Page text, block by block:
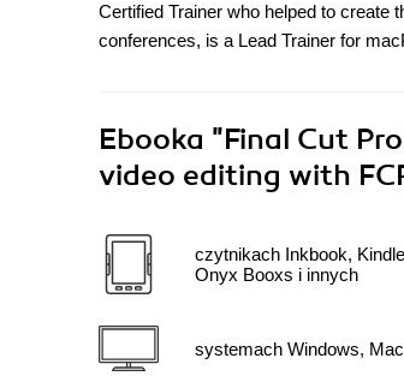
Certified Trainer who helped to create
conferences, is a Lead Trainer for
Ebooka "Final Cut
video editing with
czytnikach Inkbook,
Onyx Booxs i innych
systemach Windows,